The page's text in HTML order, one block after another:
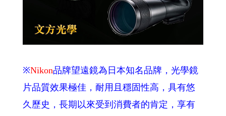
※Nikon品牌望遠鏡為日本知名品牌，光學鏡
片品質效果極佳，耐用且穩固性高，具有悠
久歷史，長期以來受到消費者的肯定，享有